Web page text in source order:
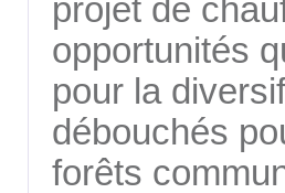
projet de
opportunités
pour la
débouchés
forêts